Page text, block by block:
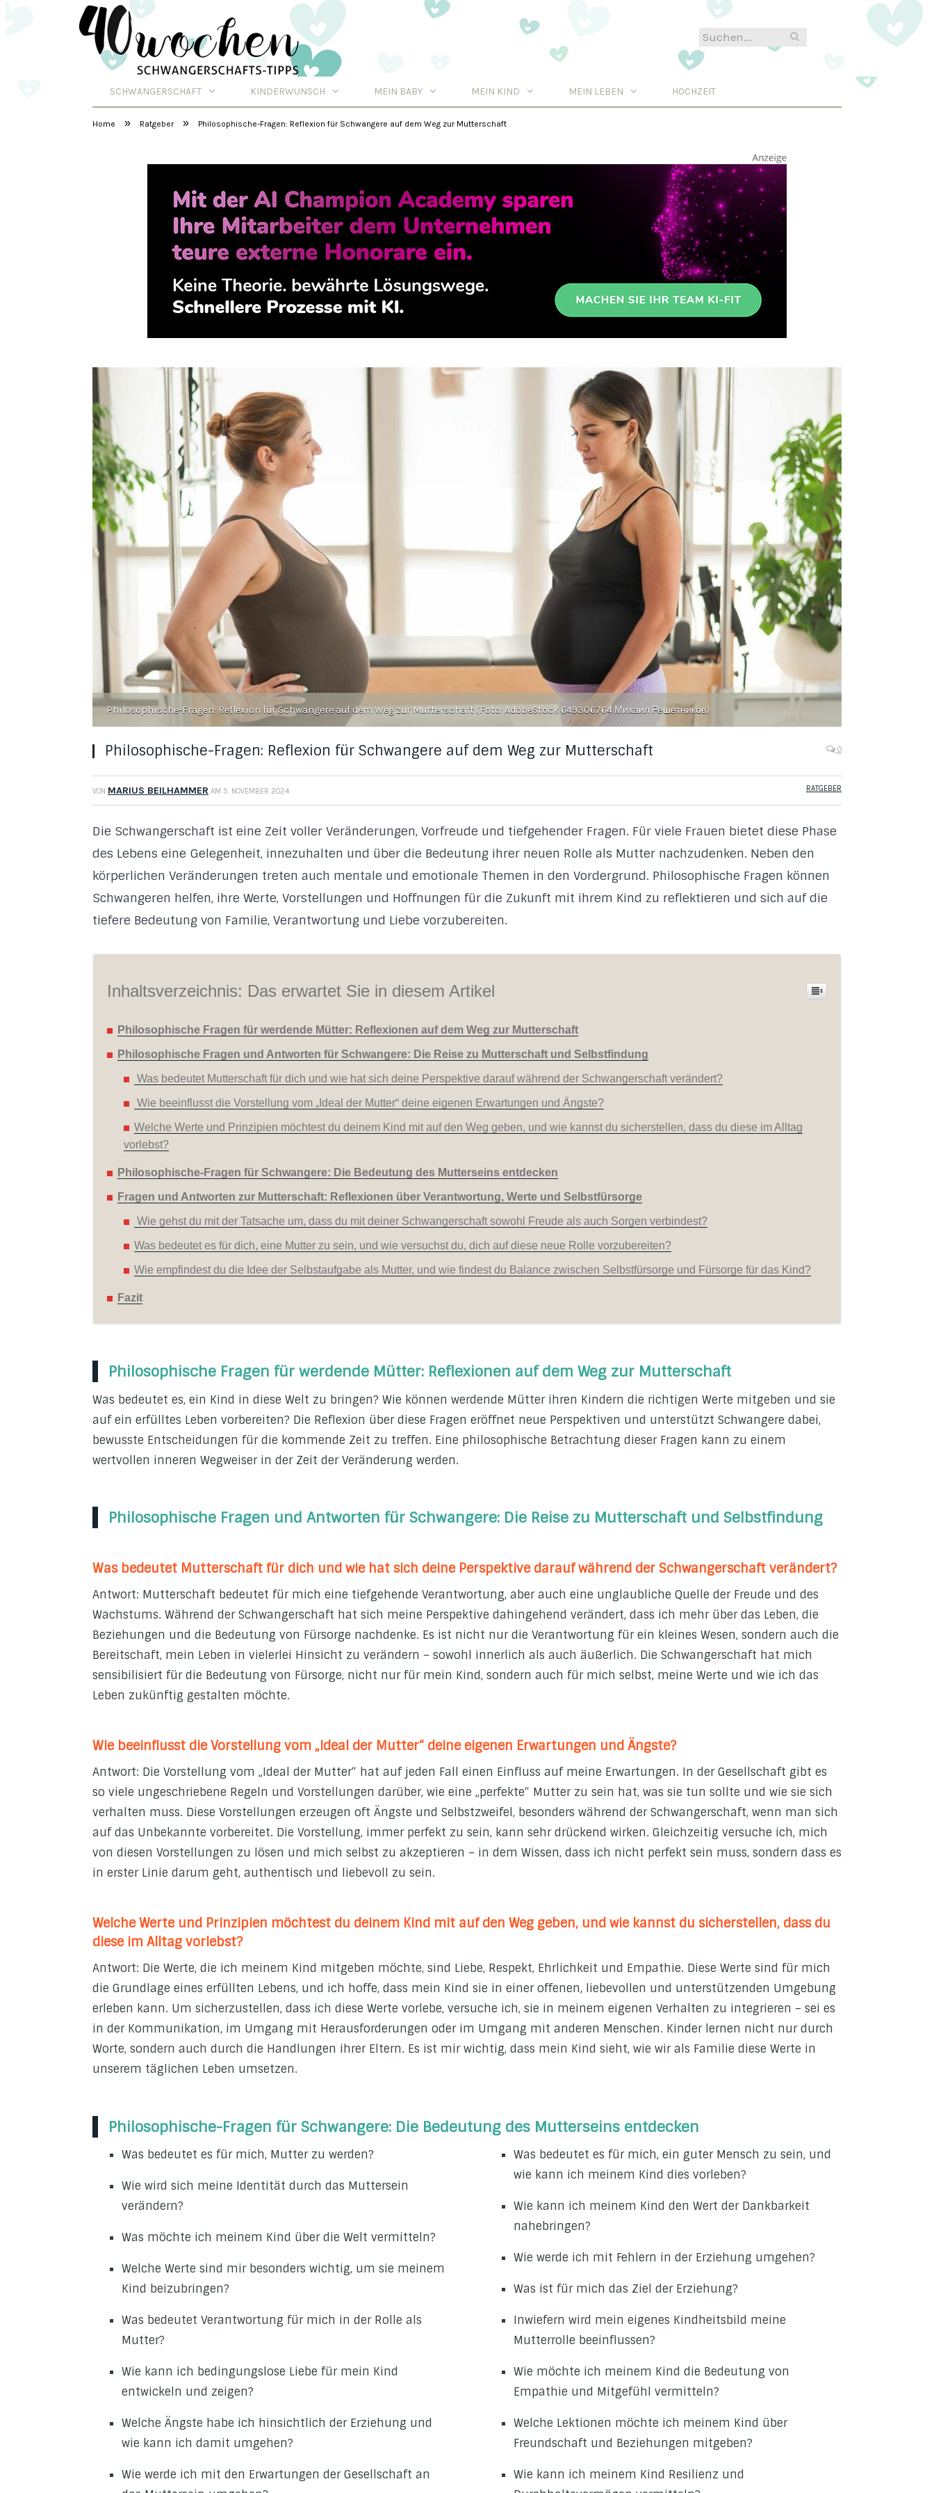
SchwangerschaftsTipps
SCHWANGERSCHAFT KINDERWUNSCH MEIN BABY MEIN KIND MEIN LEBEN HOCHZEIT
Home » Ratgeber » Philosophische-Fragen: Reflexion für Schwangere auf dem Weg zur Mutterschaft
Philosophische-Fragen: Reflexion für Schwangere auf dem Weg zur Mutterschaft (Foto: AdobeStock 649306764 Михаил Решетников)
Philosophische-Fragen: Reflexion für Schwangere auf dem Weg zur Mutterschaft 0
VON MARIUS BEILHAMMER AM 5. NOVEMBER 2024 RATGEBER
Die Schwangerschaft ist eine Zeit voller Veränderungen, Vorfreude und tiefgehender Fragen. Für viele Frauen bietet diese Phase
des Lebens eine Gelegenheit, innezuhalten und über die Bedeutung ihrer neuen Rolle als Mutter nachzudenken. Neben den
körperlichen Veränderungen treten auch mentale und emotionale Themen in den Vordergrund. Philosophische Fragen können
Schwangeren helfen, ihre Werte, Vorstellungen und Hoffnungen für die Zukunft mit ihrem Kind zu reflektieren und sich auf die
tiefere Bedeutung von Familie, Verantwortung und Liebe vorzubereiten.
Inhaltsverzeichnis: Das erwartet Sie in diesem Artikel
Philosophische Fragen für werdende Mütter: Reflexionen auf dem Weg zur Mutterschaft
Philosophische Fragen und Antworten für Schwangere: Die Reise zu Mutterschaft und Selbstfindung
Was bedeutet Mutterschaft für dich und wie hat sich deine Perspektive darauf während der Schwangerschaft verändert?
Wie beeinflusst die Vorstellung vom „Ideal der Mutter“ deine eigenen Erwartungen und Ängste?
Welche Werte und Prinzipien möchtest du deinem Kind mit auf den Weg geben, und wie kannst du sicherstellen, dass du diese im Alltag
vorlebst?
Philosophische-Fragen für Schwangere: Die Bedeutung des Mutterseins entdecken
Fragen und Antworten zur Mutterschaft: Reflexionen über Verantwortung, Werte und Selbstfürsorge
Wie gehst du mit der Tatsache um, dass du mit deiner Schwangerschaft sowohl Freude als auch Sorgen verbindest?
Was bedeutet es für dich, eine Mutter zu sein, und wie versuchst du, dich auf diese neue Rolle vorzubereiten?
Wie empfindest du die Idee der Selbstaufgabe als Mutter, und wie findest du Balance zwischen Selbstfürsorge und Fürsorge für das Kind?
Fazit
Philosophische Fragen für werdende Mütter: Reflexionen auf dem Weg zur Mutterschaft
Was bedeutet es, ein Kind in diese Welt zu bringen? Wie können werdende Mütter ihren Kindern die richtigen Werte mitgeben und sie
auf ein erfülltes Leben vorbereiten? Die Reflexion über diese Fragen eröffnet neue Perspektiven und unterstützt Schwangere dabei,
bewusste Entscheidungen für die kommende Zeit zu treffen. Eine philosophische Betrachtung dieser Fragen kann zu einem
wertvollen inneren Wegweiser in der Zeit der Veränderung werden.
Philosophische Fragen und Antworten für Schwangere: Die Reise zu Mutterschaft und Selbstfindung
Was bedeutet Mutterschaft für dich und wie hat sich deine Perspektive darauf während der Schwangerschaft verändert?
Antwort: Mutterschaft bedeutet für mich eine tiefgehende Verantwortung, aber auch eine unglaubliche Quelle der Freude und des
Wachstums. Während der Schwangerschaft hat sich meine Perspektive dahingehend verändert, dass ich mehr über das Leben, die
Beziehungen und die Bedeutung von Fürsorge nachdenke. Es ist nicht nur die Verantwortung für ein kleines Wesen, sondern auch die
Bereitschaft, mein Leben in vielerlei Hinsicht zu verändern – sowohl innerlich als auch äußerlich. Die Schwangerschaft hat mich
sensibilisiert für die Bedeutung von Fürsorge, nicht nur für mein Kind, sondern auch für mich selbst, meine Werte und wie ich das
Leben zukünftig gestalten möchte.
Wie beeinflusst die Vorstellung vom „Ideal der Mutter“ deine eigenen Erwartungen und Ängste?
Antwort: Die Vorstellung vom „Ideal der Mutter“ hat auf jeden Fall einen Einfluss auf meine Erwartungen. In der Gesellschaft gibt es
so viele ungeschriebene Regeln und Vorstellungen darüber, wie eine „perfekte“ Mutter zu sein hat, was sie tun sollte und wie sie sich
verhalten muss. Diese Vorstellungen erzeugen oft Ängste und Selbstzweifel, besonders während der Schwangerschaft, wenn man sich
auf das Unbekannte vorbereitet. Die Vorstellung, immer perfekt zu sein, kann sehr drückend wirken. Gleichzeitig versuche ich, mich
von diesen Vorstellungen zu lösen und mich selbst zu akzeptieren – in dem Wissen, dass ich nicht perfekt sein muss, sondern dass es
in erster Linie darum geht, authentisch und liebevoll zu sein.
Welche Werte und Prinzipien möchtest du deinem Kind mit auf den Weg geben, und wie kannst du sicherstellen, dass du
diese im Alltag vorlebst?
Antwort: Die Werte, die ich meinem Kind mitgeben möchte, sind Liebe, Respekt, Ehrlichkeit und Empathie. Diese Werte sind für mich
die Grundlage eines erfüllten Lebens, und ich hoffe, dass mein Kind sie in einer offenen, liebevollen und unterstützenden Umgebung
erleben kann. Um sicherzustellen, dass ich diese Werte vorlebe, versuche ich, sie in meinem eigenen Verhalten zu integrieren – sei es
in der Kommunikation, im Umgang mit Herausforderungen oder im Umgang mit anderen Menschen. Kinder lernen nicht nur durch
Worte, sondern auch durch die Handlungen ihrer Eltern. Es ist mir wichtig, dass mein Kind sieht, wie wir als Familie diese Werte in
unserem täglichen Leben umsetzen.
Philosophische-Fragen für Schwangere: Die Bedeutung des Mutterseins entdecken
Was bedeutet es für mich, Mutter zu werden?
Wie wird sich meine Identität durch das Muttersein
verändern?
Was möchte ich meinem Kind über die Welt vermitteln?
Welche Werte sind mir besonders wichtig, um sie meinem
Kind beizubringen?
Was bedeutet Verantwortung für mich in der Rolle als
Mutter?
Wie kann ich bedingungslose Liebe für mein Kind
entwickeln und zeigen?
Welche Ängste habe ich hinsichtlich der Erziehung und
wie kann ich damit umgehen?
Wie werde ich mit den Erwartungen der Gesellschaft an
Was bedeutet es für mich, ein guter Mensch zu sein, und
wie kann ich meinem Kind dies vorleben?
Wie kann ich meinem Kind den Wert der Dankbarkeit
nahebringen?
Wie werde ich mit Fehlern in der Erziehung umgehen?
Was ist für mich das Ziel der Erziehung?
Inwiefern wird mein eigenes Kindheitsbild meine
Mutterrolle beeinflussen?
Wie möchte ich meinem Kind die Bedeutung von
Empathie und Mitgefühl vermitteln?
Welche Lektionen möchte ich meinem Kind über
Freundschaft und Beziehungen mitgeben?
Wie kann ich meinem Kind Resilienz und